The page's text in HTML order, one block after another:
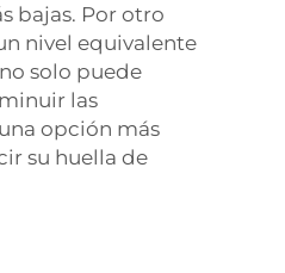
bajas. Por otro
nivel equivalente
no solo puede
las
opción más
su huella de